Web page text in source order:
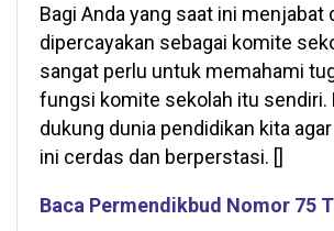
Bagi Anda yang saat ini menjabat
dipercayakan sebagai komite
sangat perlu untuk memahami
fungsi komite sekolah itu sendiri.
dukung dunia pendidikan kita
ini cerdas dan berperstasi. []
Baca Permendikbud Nomor 75